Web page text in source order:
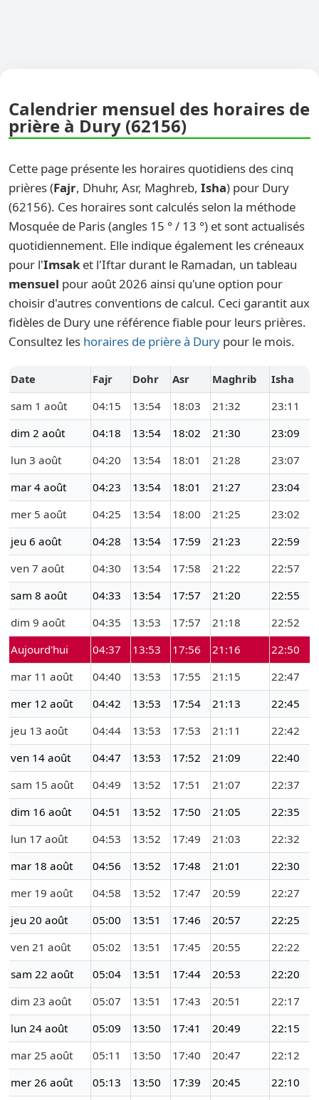
Calendrier mensuel des horaires de
prière à Dury (62156)
Cette page présente les horaires quotidiens des cinq
prières (Fajr, Dhuhr, Asr, Maghreb, Isha) pour Dury
(62156). Ces horaires sont calculés selon la méthode
Mosquée de Paris (angles 15 ° / 13 °) et sont actualisés
quotidiennement. Elle indique également les créneaux
pour l'Imsak et l'Iftar durant le Ramadan, un tableau
mensuel pour août 2026 ainsi qu'une option pour
choisir d'autres conventions de calcul. Ceci garantit aux
fidèles de Dury une référence fiable pour leurs prières.
Consultez les horaires de prière à Dury pour le mois.
Date Fajr Dohr Asr Maghrib
Isha
sam 1 août
04:15 13:54 18:03 21:32
23:11
dim 2 août
04:18 13:54 18:02 21:30
23:09
lun 3 août
04:20 13:54 18:01 21:28
23:07
mar 4 août
04:23 13:54 18:01 21:27
23:04
mer 5 août
04:25 13:54 18:00 21:25
23:02
jeu 6 août
04:28 13:54 17:59 21:23
22:59
ven 7 août
04:30 13:54 17:58 21:22
22:57
sam 8 août
04:33 13:54 17:57 21:20
22:55
dim 9 août
04:35 13:53 17:57 21:18
22:52
Aujourd'hui
04:37 13:53 17:56 21:16
22:50
mar 11 août
04:40 13:53 17:55 21:15
22:47
mer 12 août
04:42 13:53 17:54 21:13
22:45
jeu 13 août
04:44 13:53 17:53 21:11
22:42
ven 14 août
04:47 13:53 17:52 21:09
22:40
sam 15 août
04:49 13:52 17:51 21:07
22:37
dim 16 août
04:51 13:52 17:50 21:05
22:35
lun 17 août
04:53 13:52 17:49 21:03
22:32
mar 18 août
04:56 13:52 17:48 21:01
22:30
mer 19 août
04:58 13:52 17:47 20:59
22:27
jeu 20 août
05:00 13:51 17:46 20:57
22:25
ven 21 août
05:02 13:51 17:45 20:55
22:22
sam 22 août
05:04 13:51 17:44 20:53
22:20
dim 23 août
05:07 13:51 17:43 20:51
22:17
lun 24 août
05:09 13:50 17:41 20:49
22:15
mar 25 août
05:11 13:50 17:40 20:47
22:12
mer 26 août
05:13 13:50 17:39 20:45 22:10